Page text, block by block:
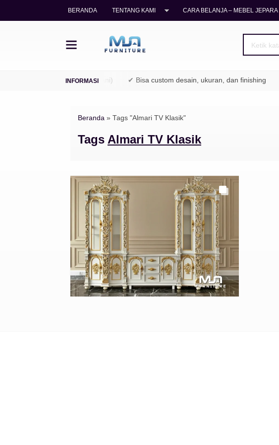
BERANDA TENTANG KAMI CARA BELANJA – MEBEL JEPARA
kayu jati legal (TPK / Perhutani) ✔ Bisa custom desain, ukuran, dan finishing
Beranda » Tags "Almari TV Klasik"
Tags Almari TV Klasik